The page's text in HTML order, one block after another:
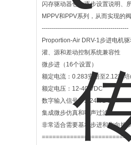
闪存驱动器包含逐步设置说明、
MPPV和PPV系列，从而实现的
-------------------------------------------
Proportion-Air DRV-1步进电机
灌、源和差动控制系统兼容性
微步进（16个设置）
额定电流：0.283安培至2.12安
额定电压：12-40 VDC
数字输入信号：5-24 VDC
集成微步仿真和噪声过滤
非常适合需要基本步进和方向控